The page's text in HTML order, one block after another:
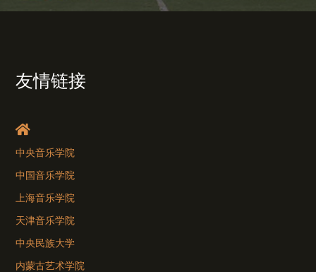
友情链接
中央音乐学院
中国音乐学院
上海音乐学院
天津音乐学院
中央民族大学
内蒙古艺术学院